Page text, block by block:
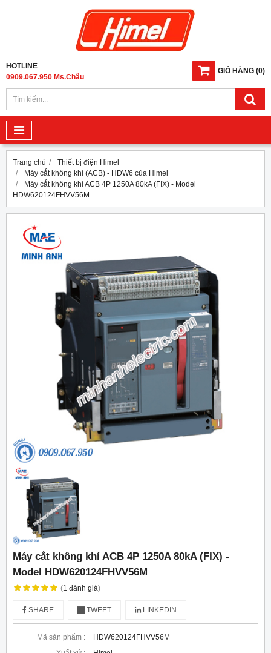
GIỎ HÀNG (0)
HOTLINE
0909.067.950 Ms.Châu
Trang chủ
Thiết bị điện Himel
Máy cắt không khí (ACB) - HDW6 của Himel
Máy cắt không khí ACB 4P 1250A 80kA (FIX) - Model
HDW620124FHVV56M
Máy cắt không khí ACB 4P 1250A 80kA (FIX) -
Model HDW620124FHVV56M
(1 đánh giá)
SHARE TWEET LINKEDIN
Mã sản phẩm :
HDW620124FHVV56M